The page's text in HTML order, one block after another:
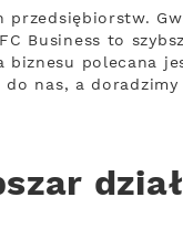
Business to
polecana
nas, a